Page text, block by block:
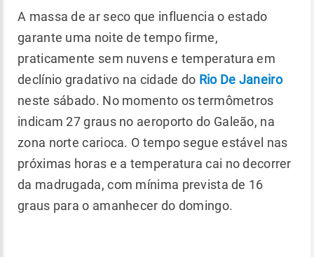
A massa de ar seco que influencia o estado
garante uma noite de tempo firme,
praticamente sem nuvens e temperatura em
declínio gradativo na cidade do Rio De Janeiro
neste sábado. No momento os termômetros
indicam 27 graus no aeroporto do Galeão, na
zona norte carioca. O tempo segue estável nas
próximas horas e a temperatura cai no decorrer
da madrugada, com mínima prevista de 16
graus para o amanhecer do domingo.